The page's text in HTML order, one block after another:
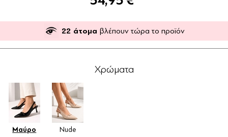
22 άτομα βλέπουν τώρα το προϊόν
Χρώματα
Μαύρο Nude